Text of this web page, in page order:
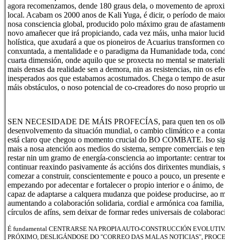
agora recomenzamos, dende 180 graus dela, o movemento de
local. Acabam os 2000 anos de Kali Yuga, é dicir, o período de
nosa consciencia global, producido polo máximo grau de
novo amañecer que irá propiciando, cada vez máis, unha maior
holística, que axudará a que os pioneiros de Acuarius transformen
conxuntada, a mentalidade e o paradigma da Humanidade toda,
cuarta dimensión, onde aquilo que se proxecta no mental se
mais densas da realidade sen a demora, nin as resistencias, nin os
inesperados aos que estabamos acostumados. Chega o tempo de
máis obstáculos, o noso potencial de co-creadores do noso proprio
SEN NECESIDADE DE MÁIS PROFECÍAS, para quen ten os
desenvolvemento da situación mundial, o cambio climático e a
está claro que chegou o momento crucial do BO COMBATE. Iso
mais a nosa atención aos medios do sistema, sempre comerciais e
restar nin um gramo de energía-consciencia ao importante: centrar
continuar reaxindo pasivamente ás accións dos dirixentes mundiais,
comezar a construir, conscientemente e pouco a pouco, un presente
empezando por adecentar e fortalecer o propio interior e o ánimo, de
capaz de adaptarse a calquera mudanza que poidese producirse, ao
aumentando a colaboración solidaria, cordial e armónica coa
círculos de afíns, sem deixar de formar redes universais de
É fundamental CENTRARSE NA PROPIA AUTO-CONSTRUCCIÓN
PRÓXIMO, DESLIGÁNDOSE DO "CORREO DAS MALAS NOTICIAS",